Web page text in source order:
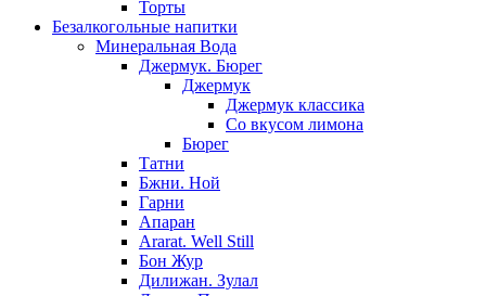
Торты
Безалкогольные напитки
Минеральная Вода
Джермук. Бюрег
Джермук
Джермук классика
Со вкусом лимона
Бюрег
Татни
Бжни. Ной
Гарни
Апаран
Ararat. Well Still
Бон Жур
Дилижан. Зулал